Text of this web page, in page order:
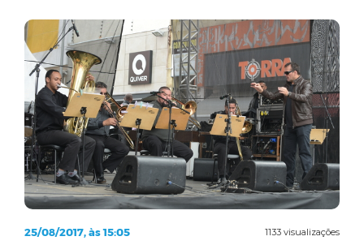
1133 visualizações
25/08/2017, às 15:05